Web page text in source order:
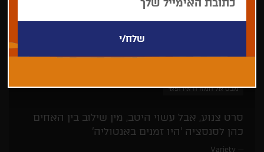
מבט אל המזרח אירופאי
סרט צנוע, אבל עשוי היטב, מין שילוב בין האחים
כהן לסנסציה 'היו זמנים באנטוליה'
Variety